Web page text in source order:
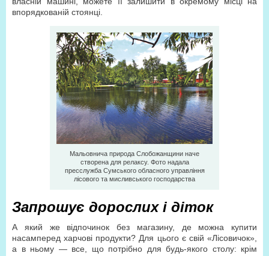
впорядкованій стоянці.
Мальовнича природа Слобожанщини наче
створена для релаксу. Фото надала
пресслужба Сумського обласного управління
лісового та мисливського господарства
Запрошує дорослих і діток
А який же відпочинок без магазину, де можна купити
насамперед харчові продукти? Для цього є свій «Лісовичок»,
а в ньому — все, що потрібно для будь-якого столу: крім